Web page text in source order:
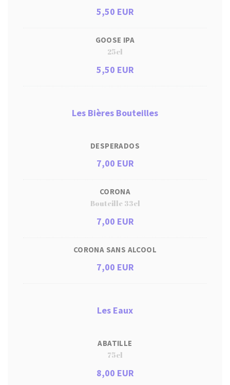
5,50 EUR
GOOSE IPA
25cl
5,50 EUR
Les Bières Bouteilles
DESPERADOS
7,00 EUR
CORONA
Bouteille 33cl
7,00 EUR
CORONA SANS ALCOOL
7,00 EUR
Les Eaux
ABATILLE
75cl
8,00 EUR